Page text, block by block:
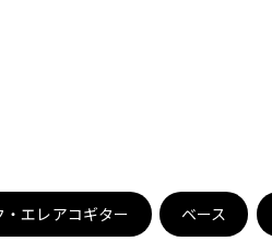
エレアコギター ベース